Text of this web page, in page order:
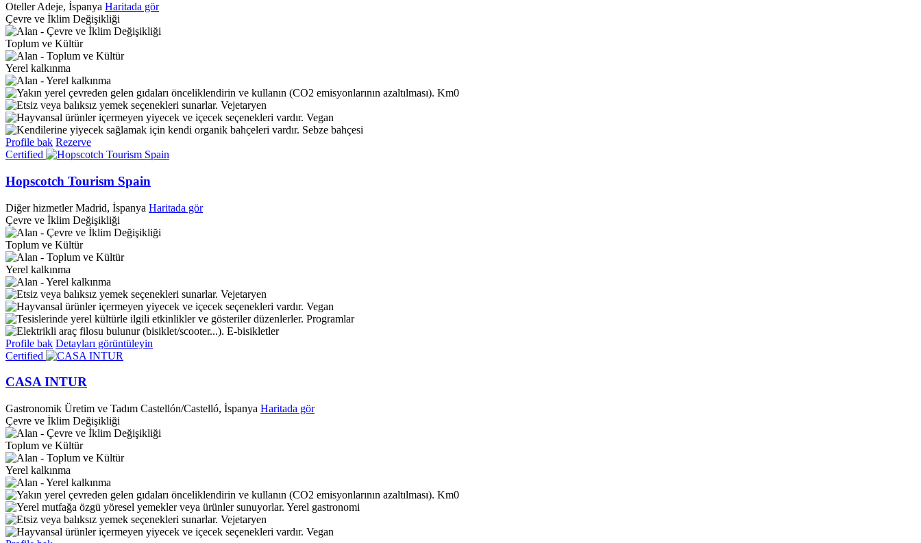
Oteller Adeje, İspanya Haritada gör
Çevre ve İklim Değişikliği
Toplum ve Kültür
Yerel kalkınma
Km0
Vejetaryen
Vegan
Sebze bahçesi
Profile bak Rezerve
Certified
Hopscotch Tourism Spain
Diğer hizmetler Madrid, İspanya Haritada gör
Çevre ve İklim Değişikliği
Toplum ve Kültür
Yerel kalkınma
Vejetaryen
Vegan
Programlar
E-bisikletler
Profile bak Detayları görüntüleyin
Certified
CASA INTUR
Gastronomik Üretim ve Tadım Castellón/Castelló, İspanya Haritada gör
Çevre ve İklim Değişikliği
Toplum ve Kültür
Yerel kalkınma
Km0
Yerel gastronomi
Vejetaryen
Vegan